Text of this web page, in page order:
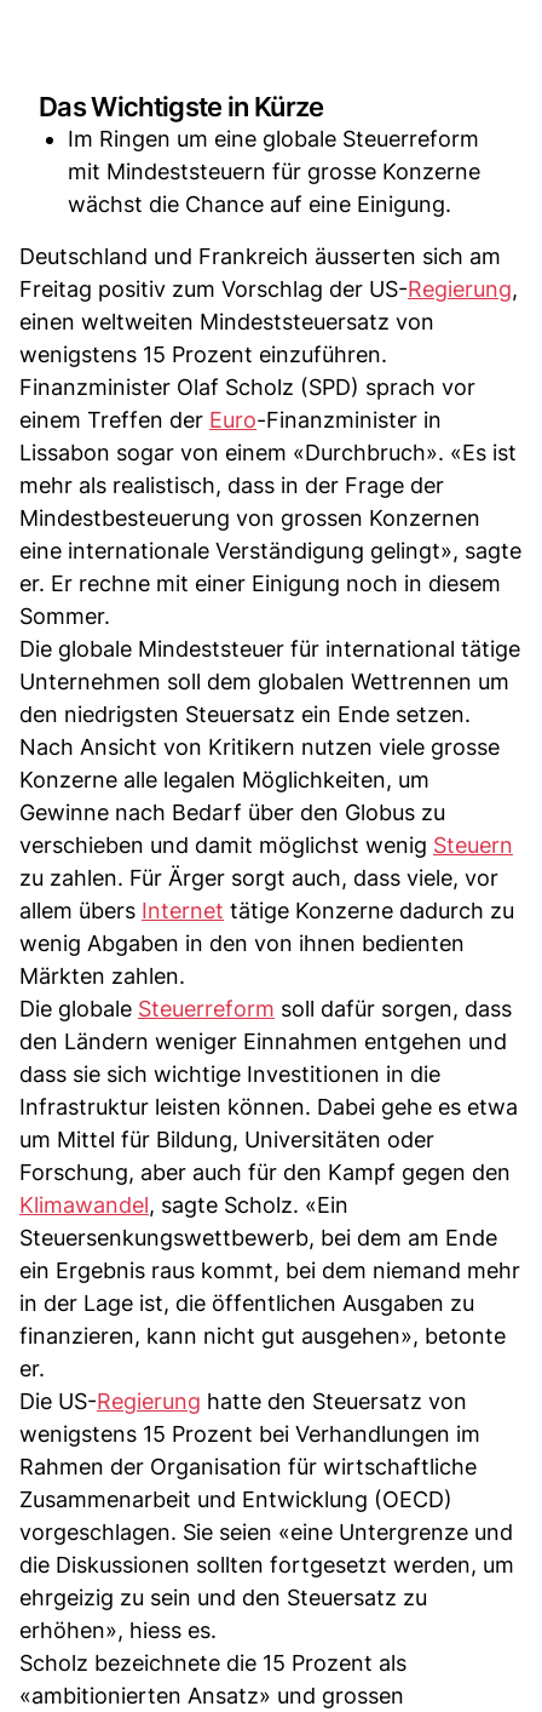
Das Wichtigste in Kürze
Im Ringen um eine globale Steuerreform
mit Mindeststeuern für grosse Konzerne
wächst die Chance auf eine Einigung.
Deutschland und Frankreich äusserten sich am
Freitag positiv zum Vorschlag der US-Regierung,
einen weltweiten Mindeststeuersatz von
wenigstens 15 Prozent einzuführen.
Finanzminister Olaf Scholz (SPD) sprach vor
einem Treffen der Euro-Finanzminister in
Lissabon sogar von einem «Durchbruch». «Es ist
mehr als realistisch, dass in der Frage der
Mindestbesteuerung von grossen Konzernen
eine internationale Verständigung gelingt», sagte
er. Er rechne mit einer Einigung noch in diesem
Sommer.
Die globale Mindeststeuer für international tätige
Unternehmen soll dem globalen Wettrennen um
den niedrigsten Steuersatz ein Ende setzen.
Nach Ansicht von Kritikern nutzen viele grosse
Konzerne alle legalen Möglichkeiten, um
Gewinne nach Bedarf über den Globus zu
verschieben und damit möglichst wenig Steuern
zu zahlen. Für Ärger sorgt auch, dass viele, vor
allem übers Internet tätige Konzerne dadurch zu
wenig Abgaben in den von ihnen bedienten
Märkten zahlen.
Die globale Steuerreform soll dafür sorgen, dass
den Ländern weniger Einnahmen entgehen und
dass sie sich wichtige Investitionen in die
Infrastruktur leisten können. Dabei gehe es etwa
um Mittel für Bildung, Universitäten oder
Forschung, aber auch für den Kampf gegen den
Klimawandel, sagte Scholz. «Ein
Steuersenkungswettbewerb, bei dem am Ende
ein Ergebnis raus kommt, bei dem niemand mehr
in der Lage ist, die öffentlichen Ausgaben zu
finanzieren, kann nicht gut ausgehen», betonte
er.
Die US-Regierung hatte den Steuersatz von
wenigstens 15 Prozent bei Verhandlungen im
Rahmen der Organisation für wirtschaftliche
Zusammenarbeit und Entwicklung (OECD)
vorgeschlagen. Sie seien «eine Untergrenze und
die Diskussionen sollten fortgesetzt werden, um
ehrgeizig zu sein und den Steuersatz zu
erhöhen», hiess es.
Scholz bezeichnete die 15 Prozent als
«ambitionierten Ansatz» und grossen